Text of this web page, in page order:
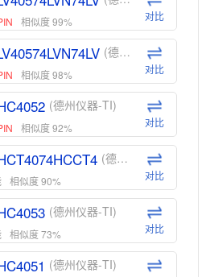
相似度 99% 对比
(德州仪器-TI)
相似度 98% 对比
(德州仪器-TI)
相似度 92% 对比
(德州仪器-TI)
相似度 90% 对比
(德州仪器-TI)
相似度 73% 对比
(德州仪器-TI)